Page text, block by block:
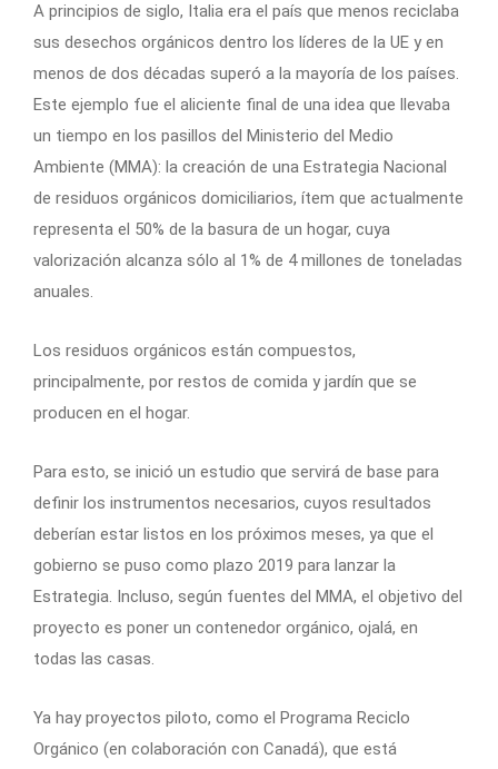
A principios de siglo, Italia era el país que menos reciclaba
sus desechos orgánicos dentro los líderes de la UE y en
menos de dos décadas superó a la mayoría de los países.
Este ejemplo fue el aliciente final de una idea que llevaba
un tiempo en los pasillos del Ministerio del Medio
Ambiente (MMA): la creación de una Estrategia Nacional
de residuos orgánicos domiciliarios, ítem que actualmente
representa el 50% de la basura de un hogar, cuya
valorización alcanza sólo al 1% de 4 millones de toneladas
anuales.
Los residuos orgánicos están compuestos,
principalmente, por restos de comida y jardín que se
producen en el hogar.
Para esto, se inició un estudio que servirá de base para
definir los instrumentos necesarios, cuyos resultados
deberían estar listos en los próximos meses, ya que el
gobierno se puso como plazo 2019 para lanzar la
Estrategia. Incluso, según fuentes del MMA, el objetivo del
proyecto es poner un contenedor orgánico, ojalá, en
todas las casas.
Ya hay proyectos piloto, como el Programa Reciclo
Orgánico (en colaboración con Canadá), que está